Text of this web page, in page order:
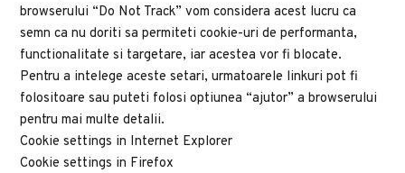
browserului “Do Not Track” vom considera acest lucru ca
semn ca nu doriti sa permiteti cookie-uri de performanta,
functionalitate si targetare, iar acestea vor fi blocate.
Pentru a intelege aceste setari, urmatoarele linkuri pot fi
folositoare sau puteti folosi optiunea “ajutor” a browserului
pentru mai multe detalii.
Cookie settings in Internet Explorer
Cookie settings in Firefox